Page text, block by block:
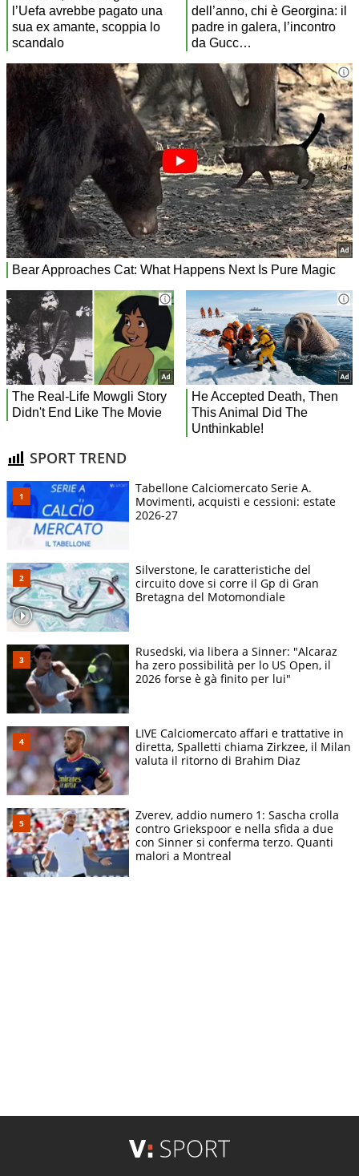
SPORT TREND
Tabellone Calciomercato Serie A.
Movimenti, acquisti e cessioni: estate
2026-27
Silverstone, le caratteristiche del
circuito dove si corre il Gp di Gran
Bretagna del Motomondiale
Rusedski, via libera a Sinner: "Alcaraz
ha zero possibilità per lo US Open, il
2026 forse è gà finito per lui"
LIVE Calciomercato affari e trattative in
diretta, Spalletti chiama Zirkzee, il Milan
valuta il ritorno di Brahim Diaz
Zverev, addio numero 1: Sascha crolla
contro Griekspoor e nella sfida a due
con Sinner si conferma terzo. Quanti
malori a Montreal